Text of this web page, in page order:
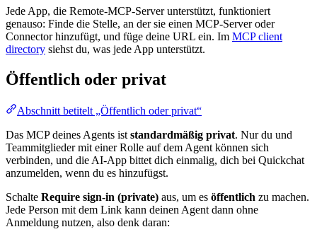
Jede App, die Remote-MCP-Server unterstützt, funktioniert
genauso: Finde die Stelle, an der sie einen MCP-Server oder
Connector hinzufügt, und füge deine URL ein. Im MCP client
directory siehst du, was jede App unterstützt.
Öffentlich oder privat
Abschnitt betitelt „Öffentlich oder privat“
Das MCP deines Agents ist standardmäßig privat. Nur du und
Teammitglieder mit einer Rolle auf dem Agent können sich
verbinden, und die AI-App bittet dich einmalig, dich bei Quickchat
anzumelden, wenn du es hinzufügst.
Schalte Require sign-in (private) aus, um es öffentlich zu machen.
Jede Person mit dem Link kann deinen Agent dann ohne
Anmeldung nutzen, also denk daran: